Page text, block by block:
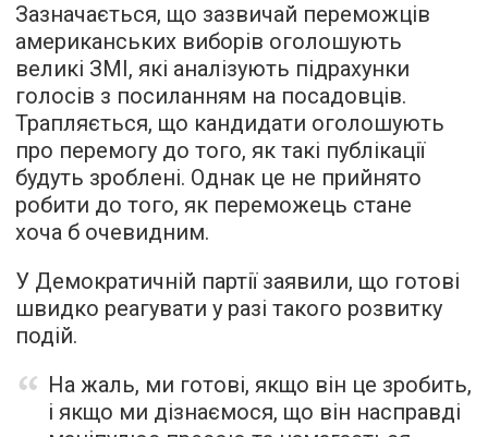
Зазначається, що зазвичай переможців
американських виборів оголошують
великі ЗМІ, які аналізують підрахунки
голосів з посиланням на посадовців.
Трапляється, що кандидати оголошують
про перемогу до того, як такі публікації
будуть зроблені. Однак це не прийнято
робити до того, як переможець стане
хоча б очевидним.
У Демократичній партії заявили, що готові
швидко реагувати у разі такого розвитку
подій.
На жаль, ми готові, якщо він це зробить,
і якщо ми дізнаємося, що він насправді